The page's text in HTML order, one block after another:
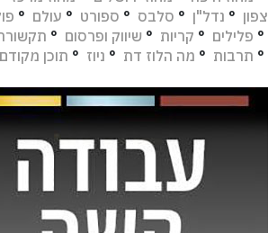
צפון ° נדל"ן ° סלבס ° ספורט ° עולם °
° פלילים ° קריות ° שיווק ופרסום °
° תרבות ° מה הלוז דת ° ניוז ° תוכן מקודם